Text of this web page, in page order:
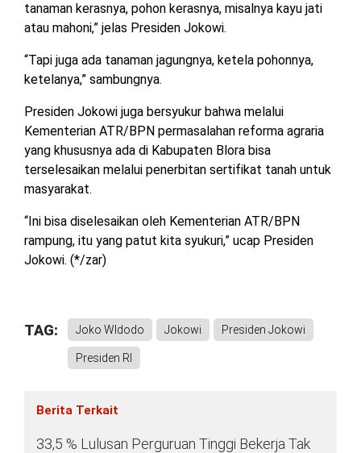
tanaman kerasnya, pohon kerasnya, misalnya kayu jati
atau mahoni,” jelas Presiden Jokowi.
“Tapi juga ada tanaman jagungnya, ketela pohonnya,
ketelanya,” sambungnya.
Presiden Jokowi juga bersyukur bahwa melalui
Kementerian ATR/BPN permasalahan reforma agraria
yang khususnya ada di Kabupaten Blora bisa
terselesaikan melalui penerbitan sertifikat tanah untuk
masyarakat.
“Ini bisa diselesaikan oleh Kementerian ATR/BPN
rampung, itu yang patut kita syukuri,” ucap Presiden
Jokowi. (*/zar)
TAG: Joko WIdodo Jokowi Presiden Jokowi
Presiden RI
Berita Terkait
33,5 % Lulusan Perguruan Tinggi Bekerja Tak